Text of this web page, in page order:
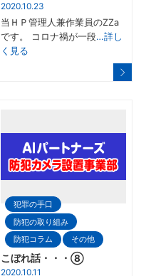
2020.10.23
当ＨＰ管理人兼作業員のZZa
です。 コロナ禍が一段…詳し
く見る
犯罪の手口
防犯の取り組み
防犯コラム
その他
こぼれ話・・・⑧
2020.10.11